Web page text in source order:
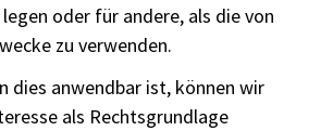
oder für andere, als die von
zu verwenden.
dies anwendbar ist, können wir
als Rechtsgrundlage